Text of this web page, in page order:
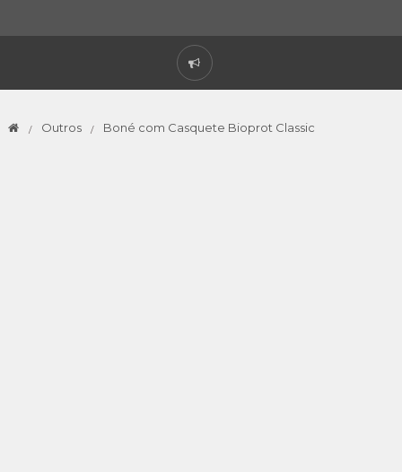
Outros Boné com Casquete Bioprot Classic